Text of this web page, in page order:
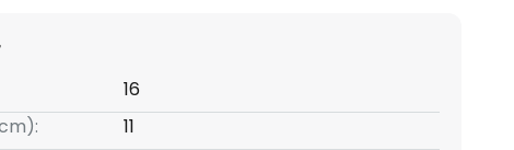
16
11